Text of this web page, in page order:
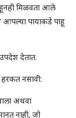
मिळवता आले
पायाकडे पाहू
देतात.
हरकत नसावी:
अथवा
नाही, जो